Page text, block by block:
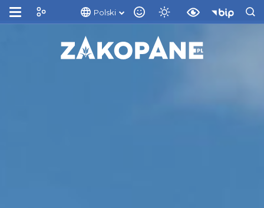
Polski